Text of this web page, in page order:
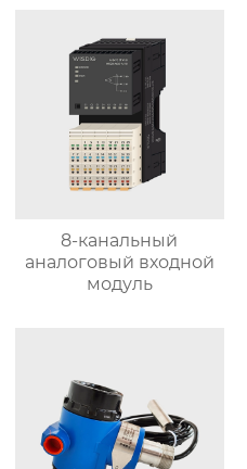
8-канальный
аналоговый входной
модуль